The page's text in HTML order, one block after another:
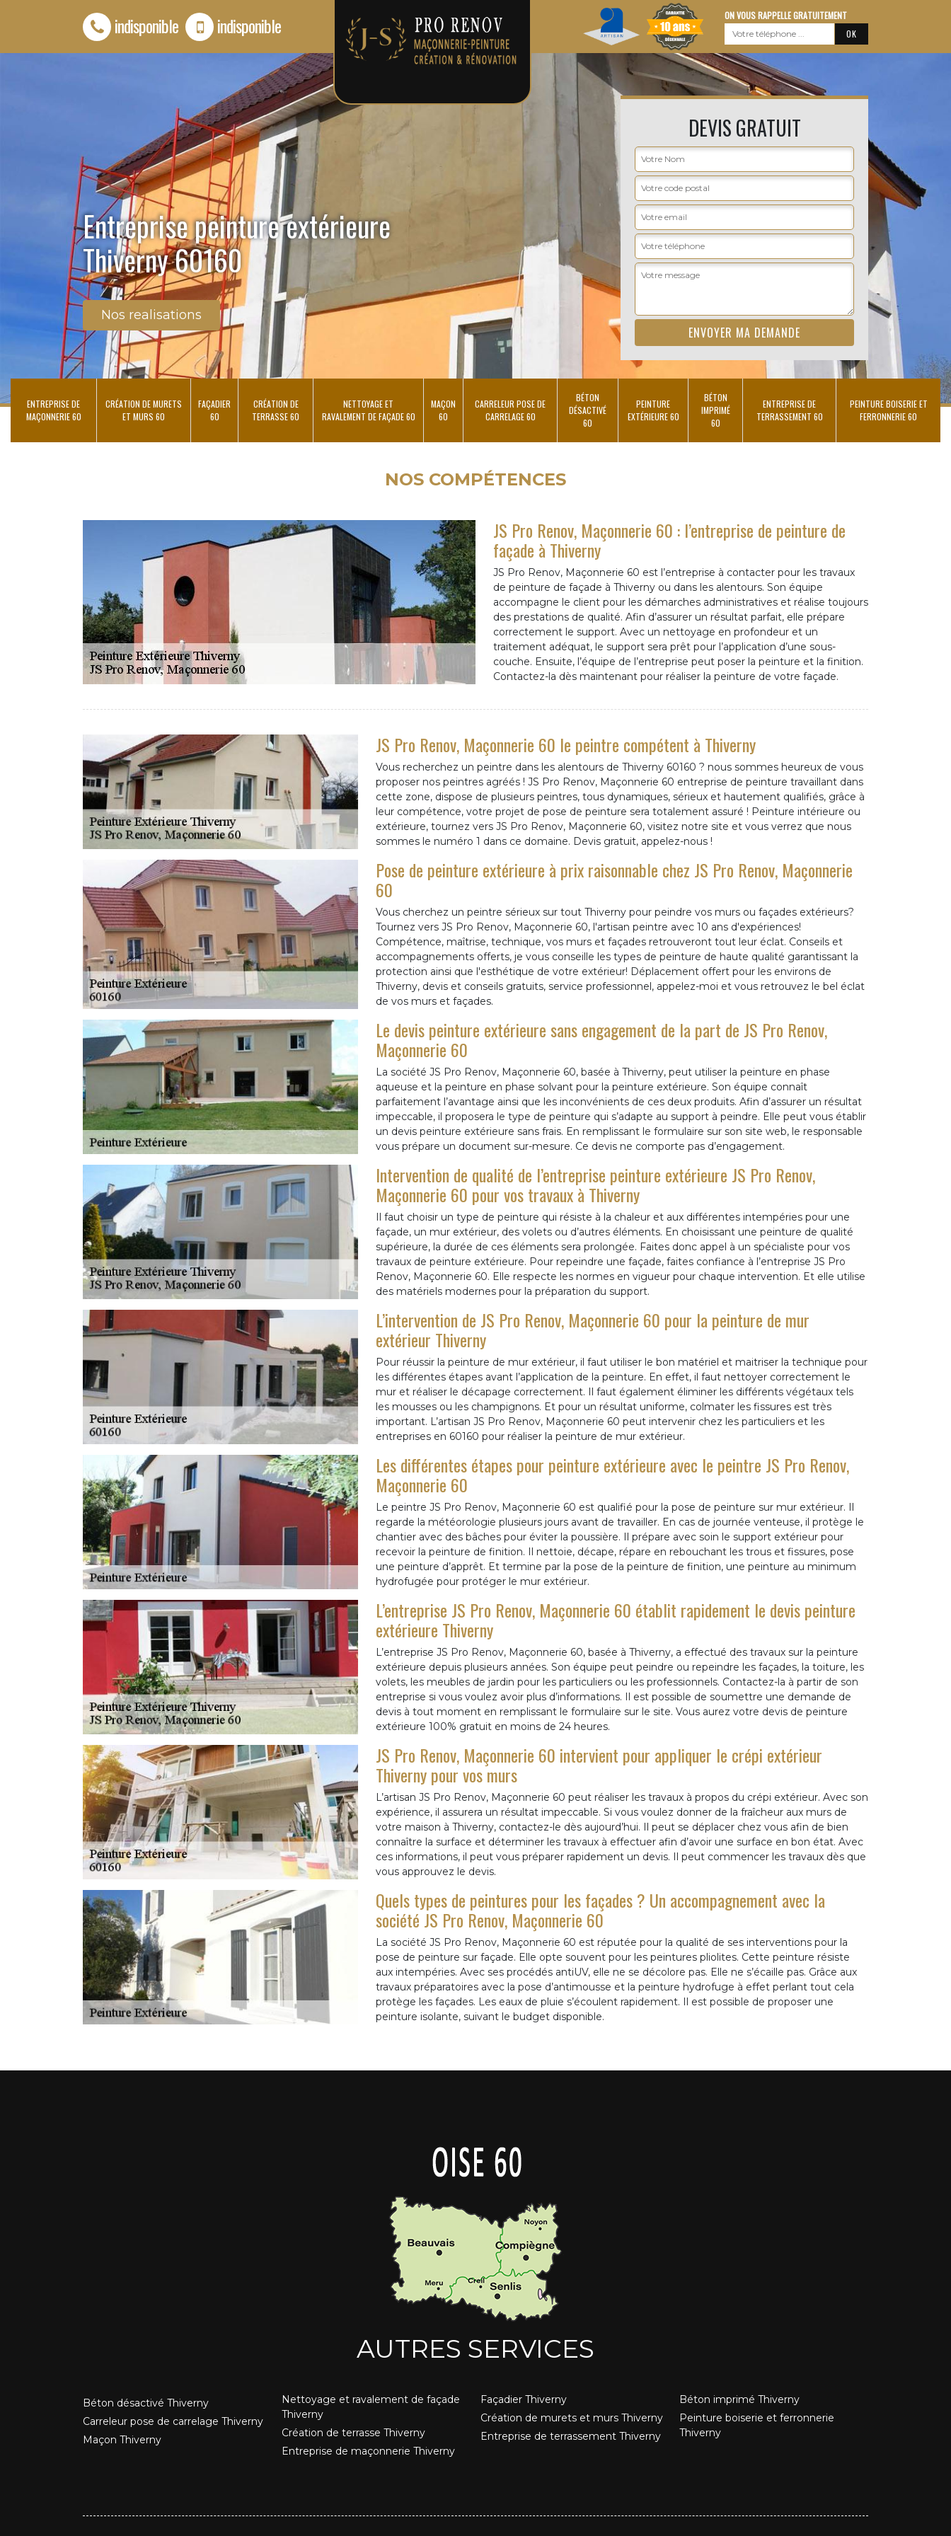
indisponible indisponible ON VOUS RAPPELLE GRATUITEMENT
Entreprise peinture extérieure
Thiverny 60160
Nos realisations
DEVIS GRATUIT
ENTREPRISE DE
MAÇONNERIE 60
CRÉATION DE MURETS
ET MURS 60
FAÇADIER
60
CRÉATION DE
TERRASSE 60
NETTOYAGE ET
RAVALEMENT DE FAÇADE 60
MAÇON
60
CARRELEUR POSE DE
CARRELAGE 60
BÉTON
DÉSACTIVÉ
60
PEINTURE
EXTÉRIEURE 60
BÉTON
IMPRIMÉ
60
ENTREPRISE DE
TERRASSEMENT 60
PEINTURE BOISERIE ET
FERRONNERIE 60
NOS COMPÉTENCES
JS Pro Renov, Maçonnerie 60 : l’entreprise de peinture de
façade à Thiverny
JS Pro Renov, Maçonnerie 60 est l’entreprise à contacter pour les travaux
de peinture de façade à Thiverny ou dans les alentours. Son équipe
accompagne le client pour les démarches administratives et réalise toujours
des prestations de qualité. Afin d’assurer un résultat parfait, elle prépare
correctement le support. Avec un nettoyage en profondeur et un
traitement adéquat, le support sera prêt pour l’application d’une sous-
couche. Ensuite, l’équipe de l’entreprise peut poser la peinture et la finition.
Contactez-la dès maintenant pour réaliser la peinture de votre façade.
JS Pro Renov, Maçonnerie 60 le peintre compétent à Thiverny
Vous recherchez un peintre dans les alentours de Thiverny 60160 ? nous sommes heureux de vous
proposer nos peintres agréés ! JS Pro Renov, Maçonnerie 60 entreprise de peinture travaillant dans
cette zone, dispose de plusieurs peintres, tous dynamiques, sérieux et hautement qualifiés, grâce à
leur compétence, votre projet de pose de peinture sera totalement assuré ! Peinture intérieure ou
extérieure, tournez vers JS Pro Renov, Maçonnerie 60, visitez notre site et vous verrez que nous
sommes le numéro 1 dans ce domaine. Devis gratuit, appelez-nous !
Pose de peinture extérieure à prix raisonnable chez JS Pro Renov, Maçonnerie
60
Vous cherchez un peintre sérieux sur tout Thiverny pour peindre vos murs ou façades extérieurs?
Tournez vers JS Pro Renov, Maçonnerie 60, l'artisan peintre avec 10 ans d'expériences!
Compétence, maîtrise, technique, vos murs et façades retrouveront tout leur éclat. Conseils et
accompagnements offerts, je vous conseille les types de peinture de haute qualité garantissant la
protection ainsi que l'esthétique de votre extérieur! Déplacement offert pour les environs de
Thiverny, devis et conseils gratuits, service professionnel, appelez-moi et vous retrouvez le bel éclat
de vos murs et façades.
Le devis peinture extérieure sans engagement de la part de JS Pro Renov,
Maçonnerie 60
La société JS Pro Renov, Maçonnerie 60, basée à Thiverny, peut utiliser la peinture en phase
aqueuse et la peinture en phase solvant pour la peinture extérieure. Son équipe connaît
parfaitement l’avantage ainsi que les inconvénients de ces deux produits. Afin d’assurer un résultat
impeccable, il proposera le type de peinture qui s’adapte au support à peindre. Elle peut vous établir
un devis peinture extérieure sans frais. En remplissant le formulaire sur son site web, le responsable
vous prépare un document sur-mesure. Ce devis ne comporte pas d’engagement.
Intervention de qualité de l’entreprise peinture extérieure JS Pro Renov,
Maçonnerie 60 pour vos travaux à Thiverny
Il faut choisir un type de peinture qui résiste à la chaleur et aux différentes intempéries pour une
façade, un mur extérieur, des volets ou d’autres éléments. En choisissant une peinture de qualité
supérieure, la durée de ces éléments sera prolongée. Faites donc appel à un spécialiste pour vos
travaux de peinture extérieure. Pour repeindre une façade, faites confiance à l’entreprise JS Pro
Renov, Maçonnerie 60. Elle respecte les normes en vigueur pour chaque intervention. Et elle utilise
des matériels modernes pour la préparation du support.
L’intervention de JS Pro Renov, Maçonnerie 60 pour la peinture de mur
extérieur Thiverny
Pour réussir la peinture de mur extérieur, il faut utiliser le bon matériel et maitriser la technique pour
les différentes étapes avant l’application de la peinture. En effet, il faut nettoyer correctement le
mur et réaliser le décapage correctement. Il faut également éliminer les différents végétaux tels
les mousses ou les champignons. Et pour un résultat uniforme, colmater les fissures est très
important. L’artisan JS Pro Renov, Maçonnerie 60 peut intervenir chez les particuliers et les
entreprises en 60160 pour réaliser la peinture de mur extérieur.
Les différentes étapes pour peinture extérieure avec le peintre JS Pro Renov,
Maçonnerie 60
Le peintre JS Pro Renov, Maçonnerie 60 est qualifié pour la pose de peinture sur mur extérieur. Il
regarde la météorologie plusieurs jours avant de travailler. En cas de journée venteuse, il protège le
chantier avec des bâches pour éviter la poussière. Il prépare avec soin le support extérieur pour
recevoir la peinture de finition. Il nettoie, décape, répare en rebouchant les trous et fissures, pose
une peinture d’apprêt. Et termine par la pose de la peinture de finition, une peinture au minimum
hydrofugée pour protéger le mur extérieur.
L’entreprise JS Pro Renov, Maçonnerie 60 établit rapidement le devis peinture
extérieure Thiverny
L’entreprise JS Pro Renov, Maçonnerie 60, basée à Thiverny, a effectué des travaux sur la peinture
extérieure depuis plusieurs années. Son équipe peut peindre ou repeindre les façades, la toiture, les
volets, les meubles de jardin pour les particuliers ou les professionnels. Contactez-la à partir de son
entreprise si vous voulez avoir plus d’informations. Il est possible de soumettre une demande de
devis à tout moment en remplissant le formulaire sur le site. Vous aurez votre devis de peinture
extérieure 100% gratuit en moins de 24 heures.
JS Pro Renov, Maçonnerie 60 intervient pour appliquer le crépi extérieur
Thiverny pour vos murs
L’artisan JS Pro Renov, Maçonnerie 60 peut réaliser les travaux à propos du crépi extérieur. Avec son
expérience, il assurera un résultat impeccable. Si vous voulez donner de la fraîcheur aux murs de
votre maison à Thiverny, contactez-le dès aujourd’hui. Il peut se déplacer chez vous afin de bien
connaître la surface et déterminer les travaux à effectuer afin d’avoir une surface en bon état. Avec
ces informations, il peut vous préparer rapidement un devis. Il peut commencer les travaux dès que
vous approuvez le devis.
Quels types de peintures pour les façades ? Un accompagnement avec la
société JS Pro Renov, Maçonnerie 60
La société JS Pro Renov, Maçonnerie 60 est réputée pour la qualité de ses interventions pour la
pose de peinture sur façade. Elle opte souvent pour les peintures pliolites. Cette peinture résiste
aux intempéries. Avec ses procédés antiUV, elle ne se décolore pas. Elle ne s’écaille pas. Grâce aux
travaux préparatoires avec la pose d’antimousse et la peinture hydrofuge à effet perlant tout cela
protège les façades. Les eaux de pluie s’écoulent rapidement. Il est possible de proposer une
peinture isolante, suivant le budget disponible.
AUTRES SERVICES
Béton désactivé Thiverny
Carreleur pose de carrelage Thiverny
Maçon Thiverny
Nettoyage et ravalement de façade
Thiverny
Création de terrasse Thiverny
Entreprise de maçonnerie Thiverny
Façadier Thiverny
Création de murets et murs Thiverny
Entreprise de terrassement Thiverny
Béton imprimé Thiverny
Peinture boiserie et ferronnerie
Thiverny